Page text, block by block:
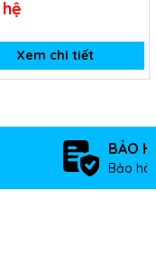
Xem chi tiết
BẢO
Bảo